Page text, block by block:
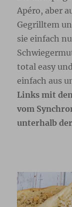
Apéro, aber
Gegrilltem
sie einfach
total easy
einfach aus
Links mit
vom
unterhalb